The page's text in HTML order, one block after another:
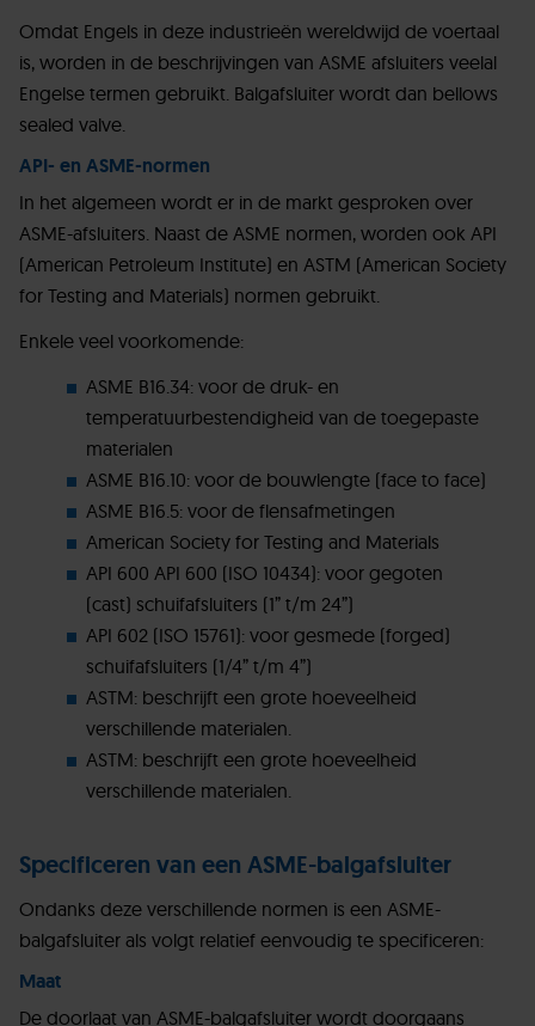
Omdat Engels in deze industrieën wereldwijd de voertaal
is, worden in de beschrijvingen van ASME afsluiters veelal
Engelse termen gebruikt. Balgafsluiter wordt dan bellows
sealed valve.
API- en ASME-normen
In het algemeen wordt er in de markt gesproken over
ASME-afsluiters. Naast de ASME normen, worden ook API
(American Petroleum Institute) en ASTM (American Society
for Testing and Materials) normen gebruikt.
Enkele veel voorkomende:
ASME B16.34: voor de druk- en
temperatuurbestendigheid van de toegepaste
materialen
ASME B16.10: voor de bouwlengte (face to face)
ASME B16.5: voor de flensafmetingen
American Society for Testing and Materials
API 600 API 600 (ISO 10434): voor gegoten
(cast) schuifafsluiters (1” t/m 24”)
API 602 (ISO 15761): voor gesmede (forged)
schuifafsluiters (1/4” t/m 4”)
ASTM: beschrijft een grote hoeveelheid
verschillende materialen.
ASTM: beschrijft een grote hoeveelheid
verschillende materialen.
Specificeren van een ASME-balgafsluiter
Ondanks deze verschillende normen is een ASME-
balgafsluiter als volgt relatief eenvoudig te specificeren:
Maat
De doorlaat van ASME-balgafsluiter wordt doorgaans